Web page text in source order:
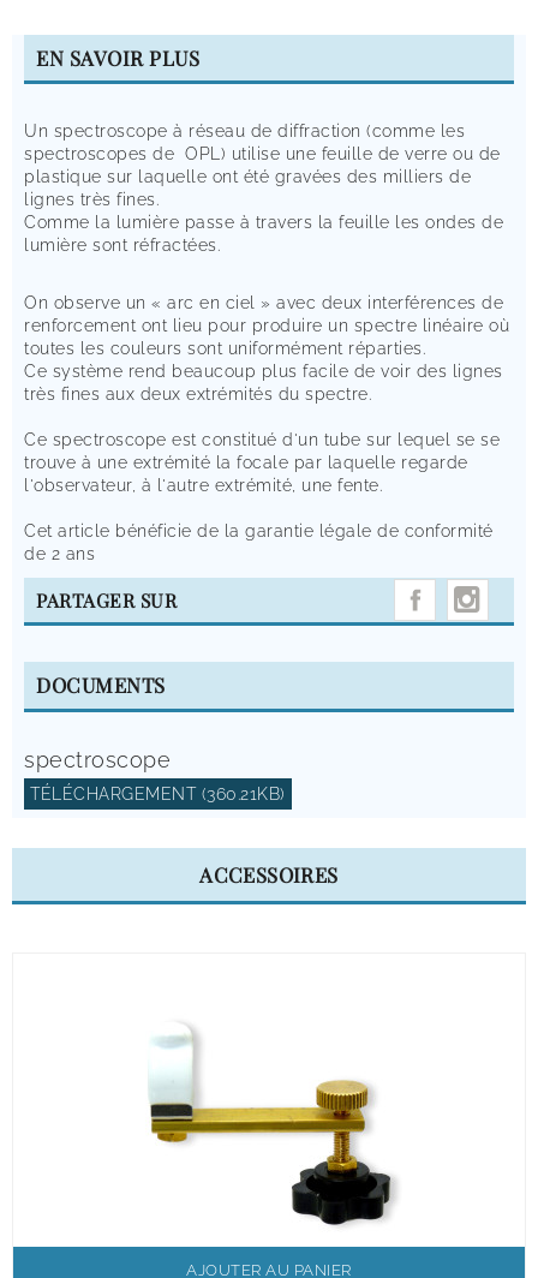
EN SAVOIR PLUS
Un spectroscope à réseau de diffraction (comme les
spectroscopes de OPL) utilise une feuille de verre ou de
plastique sur laquelle ont été gravées des milliers de
lignes très fines.
Comme la lumière passe à travers la feuille les ondes de
lumière sont réfractées.
On observe un « arc en ciel » avec deux interférences de
renforcement ont lieu pour produire un spectre linéaire où
toutes les couleurs sont uniformément réparties.
Ce système rend beaucoup plus facile de voir des lignes
très fines aux deux extrémités du spectre.
Ce spectroscope est constitué d'un tube sur lequel se se
trouve à une extrémité la focale par laquelle regarde
l'observateur, à l'autre extrémité, une fente.
Cet article bénéficie de la garantie légale de conformité
de 2 ans
PARTAGER SUR
DOCUMENTS
spectroscope
TÉLÉCHARGEMENT (360.21KB)
ACCESSOIRES
AJOUTER AU PANIER